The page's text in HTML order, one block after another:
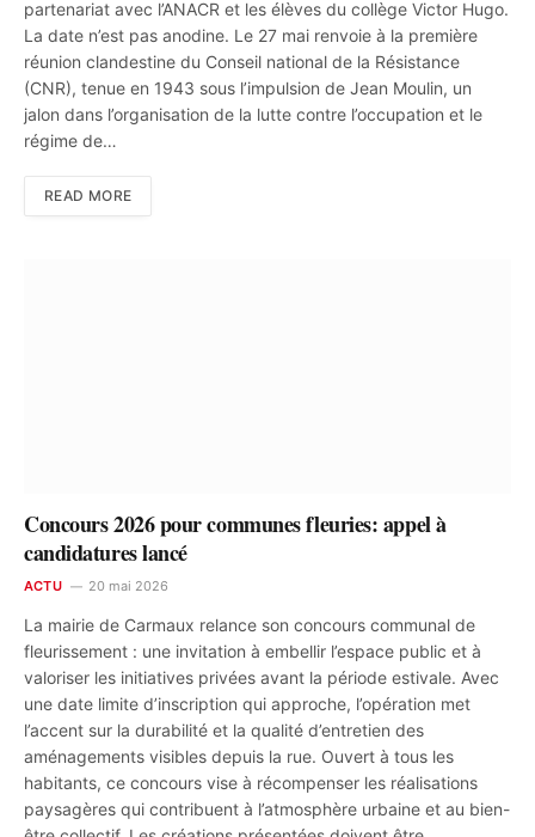
partenariat avec l’ANACR et les élèves du collège Victor Hugo.
La date n’est pas anodine. Le 27 mai renvoie à la première
réunion clandestine du Conseil national de la Résistance
(CNR), tenue en 1943 sous l’impulsion de Jean Moulin, un
jalon dans l’organisation de la lutte contre l’occupation et le
régime de…
READ MORE
Concours 2026 pour communes fleuries: appel à
candidatures lancé
ACTU 20 mai 2026
La mairie de Carmaux relance son concours communal de
fleurissement : une invitation à embellir l’espace public et à
valoriser les initiatives privées avant la période estivale. Avec
une date limite d’inscription qui approche, l’opération met
l’accent sur la durabilité et la qualité d’entretien des
aménagements visibles depuis la rue. Ouvert à tous les
habitants, ce concours vise à récompenser les réalisations
paysagères qui contribuent à l’atmosphère urbaine et au bien-